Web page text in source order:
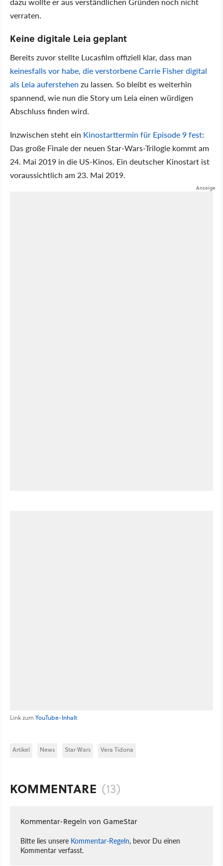
verraten.
Keine digitale Leia geplant
Bereits zuvor stellte Lucasfilm offiziell klar, dass man
keinesfalls vor habe, die verstorbene Carrie Fisher digital
als Leia auferstehen zu lassen. So bleibt es weiterhin
spannend, wie nun die Story um Leia einen würdigen
Abschluss finden wird.
Inzwischen steht ein Kinostarttermin für Episode 9 fest:
Das große Finale der neuen Star-Wars-Trilogie kommt am
24. Mai 2019 in die US-Kinos. Ein deutscher Kinostart ist
voraussichtlich am 23. Mai 2019.
Link zum YouTube-Inhalt
Artikel News Star Wars Vera Tidona
KOMMENTARE (13)
Kommentar-Regeln von GameStar
Bitte lies unsere Kommentar-Regeln, bevor Du einen
Kommentar verfasst.